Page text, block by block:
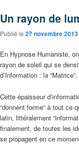
Un rayon de
Publié le 27 novembre 2013
En Hypnose Humaniste,
rayon de soleil qui se
d’Information : la “Matrice”.
Cette épaisseur
“donnent forme” à tout ce
latin, littéralement
finalement, de toutes les
se propagent en ce